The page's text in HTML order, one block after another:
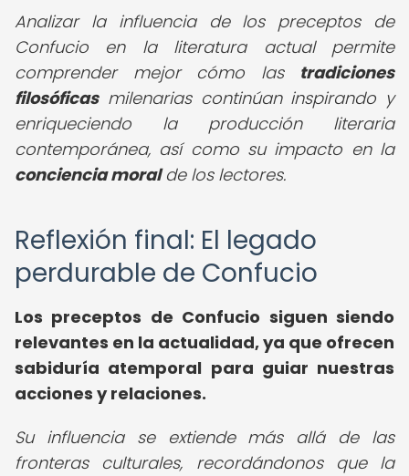
Analizar la influencia de los preceptos de
Confucio en la literatura actual permite
comprender mejor cómo las tradiciones
filosóficasmilenarias continúan inspirando y
enriqueciendo la producción literaria
contemporánea, así como su impacto en la
conciencia moralde los lectores.
Reflexión final: El legado
perdurable de Confucio
Los preceptos de Confucio siguen siendo
relevantes en la actualidad, ya que ofrecen
sabiduría atemporal para guiar nuestras
acciones y relaciones.
Su influencia se extiende más allá de las
fronteras culturales, recordándonos que la